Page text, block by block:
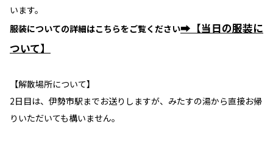
います。
服装についての詳細はこちらをご覧ください➡【当日の服装に
ついて】
【解散場所について】
2日目は、伊勢市駅までお送りしますが、みたすの湯から直接お帰
りいただいても構いません。